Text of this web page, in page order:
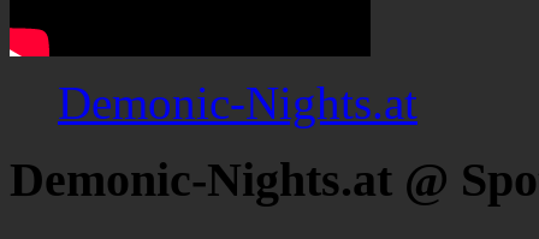
Demonic-Nights.at
Demonic-Nights.at @